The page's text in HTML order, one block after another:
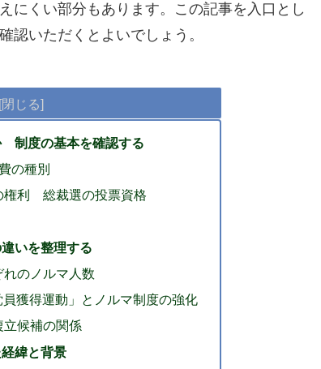
にくい部分もあります。この記事を入口とし
認いただくとよいでしょう。
制度の基本を確認する
の種別
権利 総裁選の投票資格
いを整理する
のノルマ人数
獲得運動」とノルマ制度の強化
立候補の関係
緯と背景